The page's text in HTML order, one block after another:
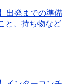
出発までの準備
と、持ち物など